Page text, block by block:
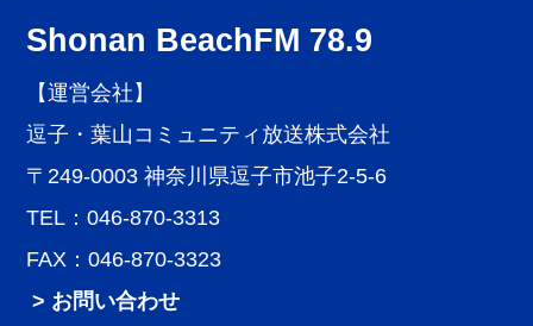
Shonan BeachFM 78.9
【運営会社】
逗子・葉山コミュニティ放送株式会社
〒249-0003 神奈川県逗子市池子2-5-6
TEL：046-870-3313
FAX：046-870-3323
> お問い合わせ